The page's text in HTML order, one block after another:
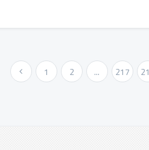
« Előző 1 2 ... 217